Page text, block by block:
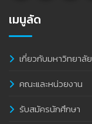
เมนูลัด
เกี่ยวกับมหาวิทยาลัย
คณะและหน่วยงาน
รับสมัครนักศึกษา